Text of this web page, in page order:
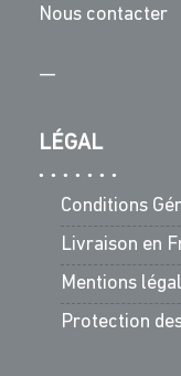
Nous contacter
—
LÉGAL
Conditions
Livraison en
Mentions
Protection